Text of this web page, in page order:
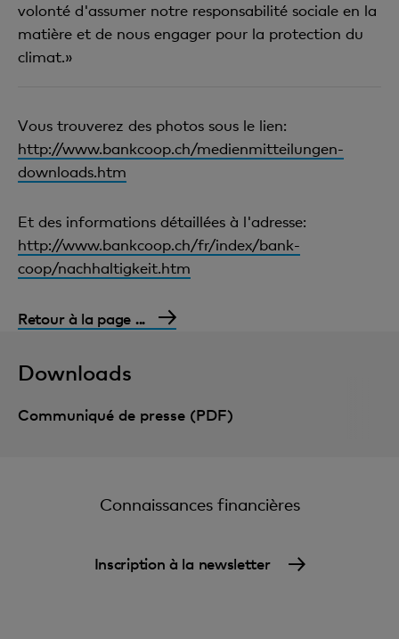
volonté d'assumer notre responsabilité sociale en la
matière et de nous engager pour la protection du
climat.»
Vous trouverez des photos sous le lien:
http://www.bankcoop.ch/medienmitteilungen-
downloads.htm
Et des informations détaillées à l'adresse:
http://www.bankcoop.ch/fr/index/bank-
coop/nachhaltigkeit.htm
Retour à la page ...
Downloads
Communiqué de presse (PDF)
Connaissances financières
Inscription à la newsletter